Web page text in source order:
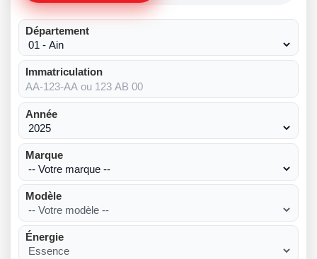
Département
Immatriculation
Année
Marque
Modèle
Énergie